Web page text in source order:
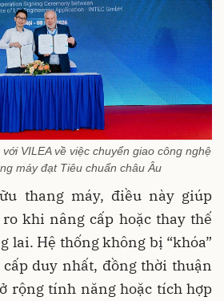
VILEA về việc chuyển giao công nghệ
máy đạt Tiêu chuẩn châu Âu
thang máy, điều này giúp
khi nâng cấp hoặc thay thế
lai. Hệ thống không bị “khóa”
duy nhất, đồng thời thuận
rộng tính năng hoặc tích hợp